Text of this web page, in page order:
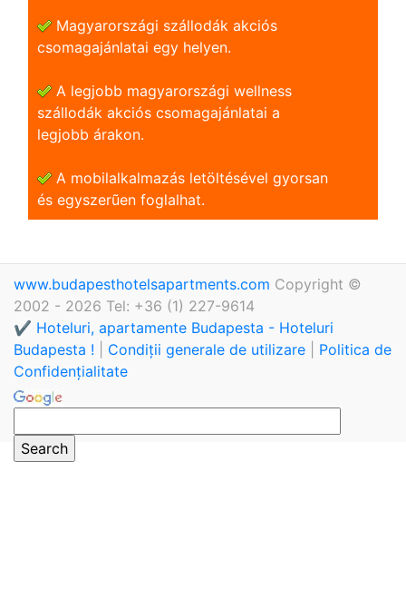
Magyarországi szállodák akciós
csomagajánlatai egy helyen.
A legjobb magyarországi wellness
szállodák akciós csomagajánlatai a
legjobb árakon.
A mobilalkalmazás letöltésével gyorsan
és egyszerũen foglalhat.
www.budapesthotelsapartments.com Copyright ©
2002 - 2026 Tel: +36 (1) 227-9614
✔️ Hoteluri, apartamente Budapesta - Hoteluri
Budapesta !
Condiții generale de utilizare
Politica de
Confidențialitate